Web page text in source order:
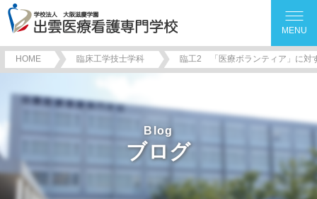
MENU
HOME 臨床工学技士学科 臨工2 「医療ボランティア」に対
Blog
ブログ